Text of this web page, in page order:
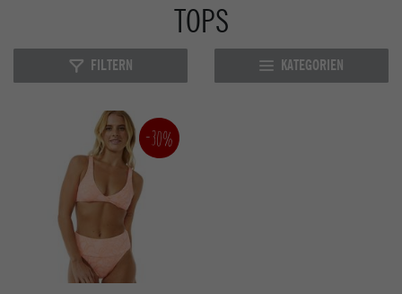
TOPS
FILTERN KATEGORIEN
-30%